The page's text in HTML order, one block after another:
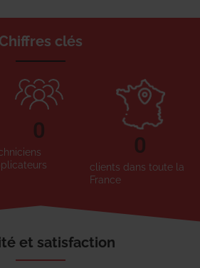
Chiffres clés
0
clients dans toute la
France
0
et satisfaction